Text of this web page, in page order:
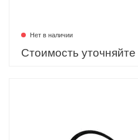
Нет в наличии
Стоимость уточняйте